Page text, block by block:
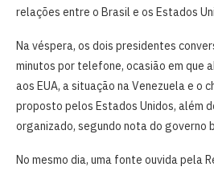
relações entre o Brasil e os Estados
Na véspera, os dois presidentes
minutos por telefone, ocasião em que
aos EUA, a situação na Venezuela e o
proposto pelos Estados Unidos, além
organizado, segundo nota ​do governo
No mesmo ⁠dia, uma fonte ouvida pela